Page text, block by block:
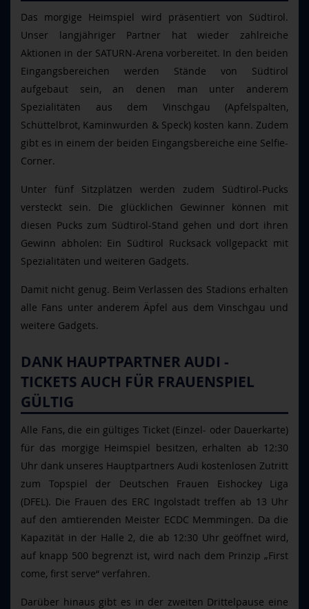
Das morgige Heimspiel wird präsentiert von Südtirol.
Unser langjähriger Partner hat wieder zahlreiche
Aktionen in der SATURN-Arena vorbereitet. In den beiden
Eingangsbereichen werden Stände von Südtirol
aufgebaut sein, an denen man unter anderem
Spezialitäten aus dem Vinschgau (Apfelspalten,
Schüttelbrot, Kaminwurden & Speck) kosten kann. Zudem
gibt es in einem der beiden Eingangsbereiche eine Selfie-
Corner.
Unter fünf Sitzplätzen werden zudem Südtirol-Pucks
versteckt sein. Die glücklichen Gewinner können mit
diesen Pucks zum Südtirol-Stand gehen und dort ihren
Gewinn abholen: Ein Südtirol Rucksack vollgepackt mit
Spezialitäten und weiteren Gadgets.
Damit nicht genug. Beim Verlassen des Stadions erhalten
alle Fans unter anderem Äpfel aus dem Vinschgau und
weitere Gadgets.
DANK HAUPTPARTNER AUDI -
TICKETS AUCH FÜR FRAUENSPIEL
GÜLTIG
Alle Fans, die ein gültiges Ticket (Einzel- oder Dauerkarte)
für das morgige Heimspiel besitzen, erhalten ab 12:30
Uhr dank unseres Hauptpartners Audi kostenlosen Zutritt
zum Topspiel der Deutschen Frauen Eishockey Liga
(DFEL). Die Frauen des ERC Ingolstadt treffen ab 13 Uhr
auf den amtierenden Meister ECDC Memmingen. Da die
Kapazität in der Halle 2, die ab 12:30 Uhr geöffnet wird,
auf knapp 500 begrenzt ist, wird nach dem Prinzip „First
come, first serve“ verfahren.
Darüber hinaus gibt es in der zweiten Drittelpause eine